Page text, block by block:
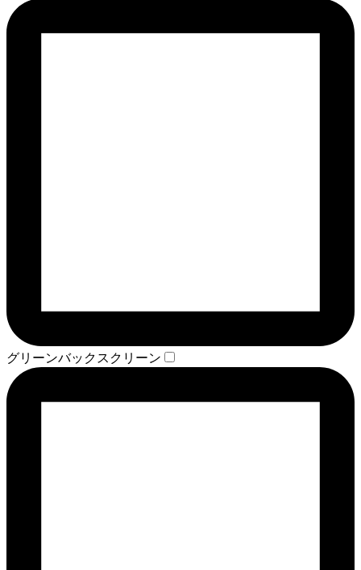
グリーンバックスクリーン